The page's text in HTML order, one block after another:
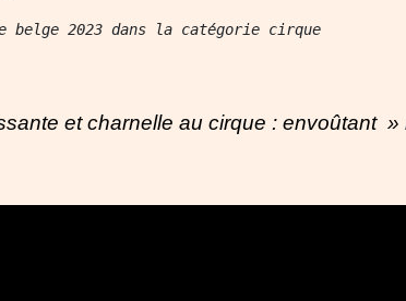
2023 dans la catégorie cirque
et charnelle au cirque : envoûtant »